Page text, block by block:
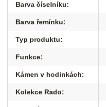
Barva číselníku:
Barva řemínku:
Typ produktu:
Funkce:
Kámen v hodinkách:
Kolekce Rado: